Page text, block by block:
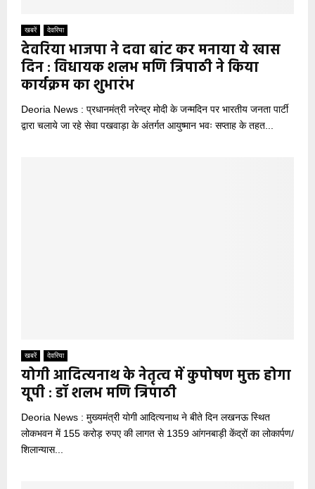
खबरें देवरिया
देवरिया भाजपा ने दवा बांट कर मनाया ये खास
दिन : विधायक शलभ मणि त्रिपाठी ने किया
कार्यक्रम का शुभारंभ
Deoria News : प्रधानमंत्री नरेन्द्र मोदी के जन्मदिन पर भारतीय जनता पार्टी
द्वारा चलाये जा रहे सेवा पखवाड़ा के अंतर्गत आयुष्मान भवः सप्ताह के तहत...
खबरें देवरिया
योगी आदित्यनाथ के नेतृत्व में कुपोषण मुक्त होगा
यूपी : डॉ शलभ मणि त्रिपाठी
Deoria News : मुख्यमंत्री योगी आदित्यनाथ ने बीते दिन लखनऊ स्थित
लोकभवन में 155 करोड़ रुपए की लागत से 1359 आंगनबाड़ी केंद्रों का लोकार्पण/
शिलान्यास...